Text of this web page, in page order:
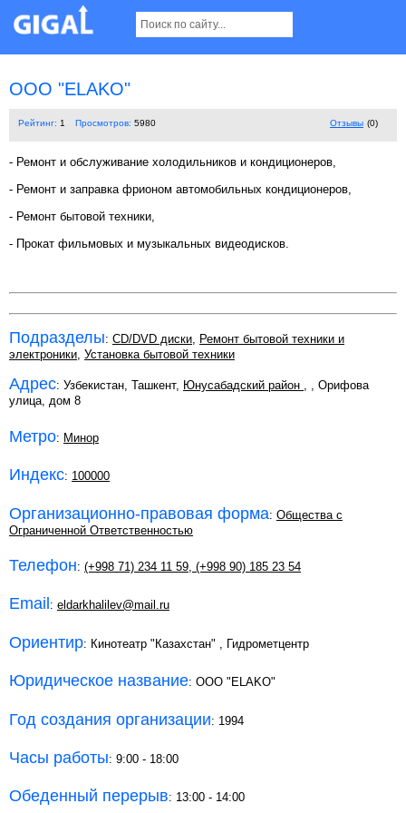
OOO "ELAKO"
Рейтинг: 1 Просмотров: 5980 Отзывы (0)
- Ремонт и обслуживание холодильников и кондиционеров,
- Ремонт и заправка фрионом автомобильных кондиционеров,
- Ремонт бытовой техники,
- Прокат фильмовых и музыкальных видеодисков.
Подразделы: CD/DVD диски, Ремонт бытовой техники и
электроники, Установка бытовой техники
Адрес: Узбекистан, Ташкент, Юнусабадский район , , Орифова
улица, дом 8
Метро: Минор
Индекс: 100000
Организационно-правовая форма: Общества с
Ограниченной Ответственностью
Телефон: (+998 71) 234 11 59, (+998 90) 185 23 54
Email : eldarkhalilev@mail.ru
Ориентир: Кинотеатр "Казахстан" , Гидрометцентр
Юридическое название: OOO "ELAKO"
Год создания организации: 1994
Часы работы: 9:00 - 18:00
Обеденный перерыв: 13:00 - 14:00